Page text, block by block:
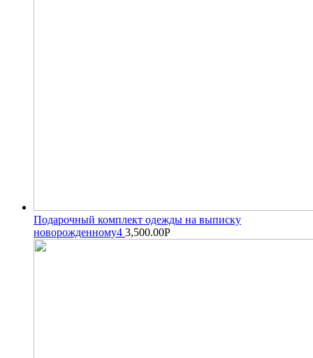
Подарочный комплект одежды на выписку
новорожденному4 3,500.00Р